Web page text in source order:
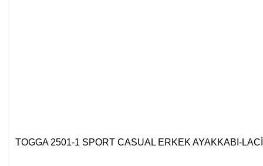
TOGGA 2501-1 SPORT CASUAL ERKEK AYAKKABI-